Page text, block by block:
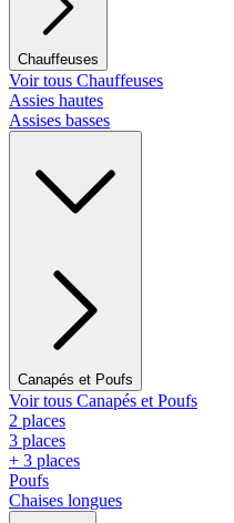
Chauffeuses
Voir tous Chauffeuses
Assies hautes
Assises basses
Canapés et Poufs
Voir tous Canapés et Poufs
2 places
3 places
+ 3 places
Poufs
Chaises longues